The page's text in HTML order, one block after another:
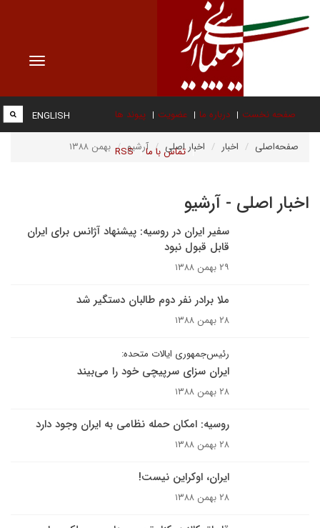
Toggle
صفحه نخست درباره ما عضویت پیوند ها
تماس با ما RSS
ENGLISH
صفحه‌اصلی اخبار اخبار اصلی آرشیو بهمن ۱۳۸۸
اخبار اصلی - آرشیو
سفیر ایران در روسیه: پیشنهاد آژانس برای ایران
قابل قبول نبود
۲۹ بهمن ۱۳۸۸
ملا برادر نفر دوم طالبان دستگير شد
۲۸ بهمن ۱۳۸۸
رئيس‌جمهورى ايالات متحده:
ايران سزاى سرپيچى خود را مى‌بيند
۲۸ بهمن ۱۳۸۸
روسیه: امکان حمله نظامی به ایران وجود دارد
۲۸ بهمن ۱۳۸۸
ایران، اوکراین نیست!
۲۸ بهمن ۱۳۸۸